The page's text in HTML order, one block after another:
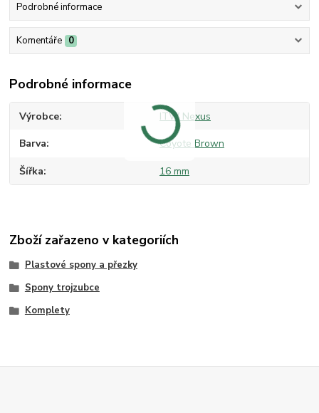
Podrobné informace
Komentáře 0
Podrobné informace
Výrobce ITW Nexus
Barva Coyote Brown
Šířka 16 mm
Zboží zařazeno v kategoriích
Plastové spony a přezky
Spony trojzubce
Komplety